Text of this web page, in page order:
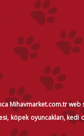
Mihavmarket.com.tr
köpek oyuncakları, kedi